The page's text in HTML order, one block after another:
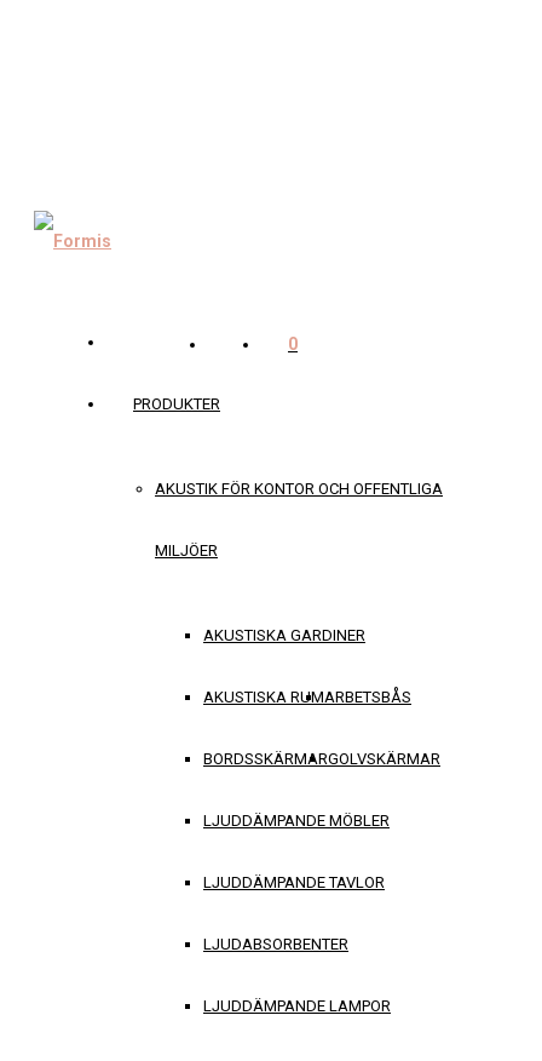
PRODUKTER
AKUSTIK FÖR KONTOR OCH OFFENTLIGA
MILJÖER
AKUSTISKA GARDINER
AKUSTISKA RUMARBETSBÅS
BORDSSKÄRMARGOLVSKÄRMAR
LJUDDÄMPANDE MÖBLER
LJUDDÄMPANDE TAVLOR
LJUDABSORBENTER
LJUDDÄMPANDE LAMPOR
0